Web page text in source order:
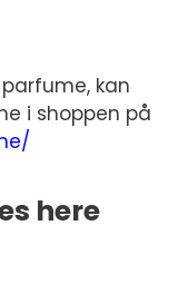
kan
i shoppen på
here